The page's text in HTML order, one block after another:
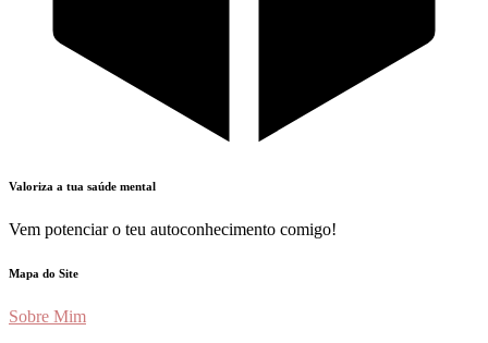
Valoriza a tua saúde mental
Vem potenciar o teu autoconhecimento comigo!
Mapa do Site
Sobre Mim